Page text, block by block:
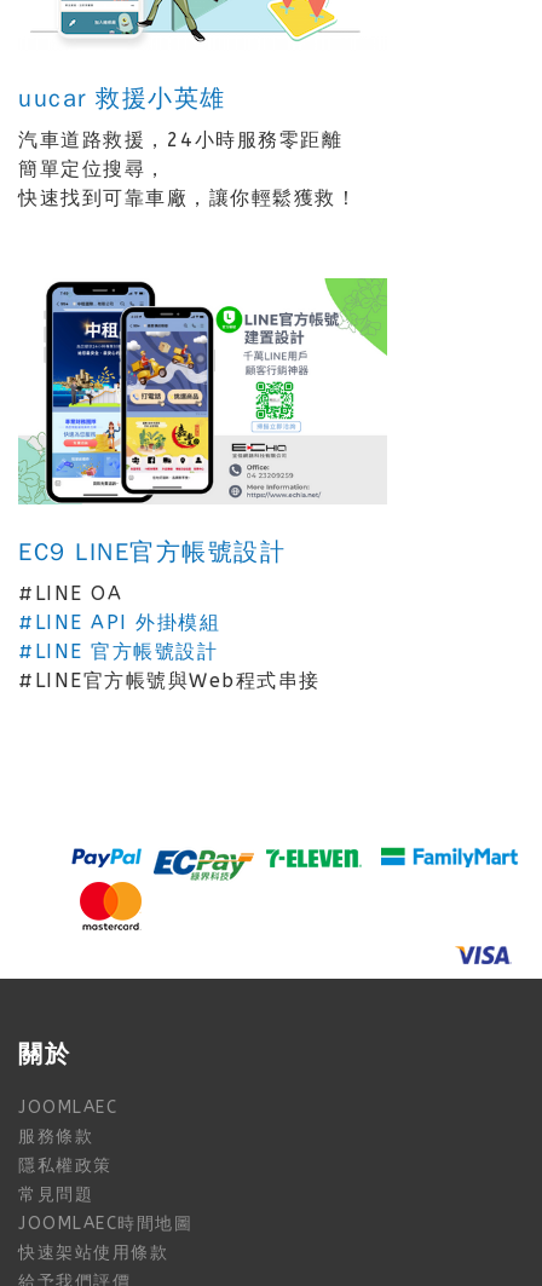
uucar 救援小英雄
汽車道路救援，24小時服務零距離
簡單定位搜尋，
快速找到可靠車廠，讓你輕鬆獲救！
EC9 LINE官方帳號設計
#LINE OA
#LINE API 外掛模組
#LINE 官方帳號設計
#LINE官方帳號與Web程式串接
關於
JOOMLAEC
服務條款
隱私權政策
常見問題
JOOMLAEC時間地圖
快速架站使用條款